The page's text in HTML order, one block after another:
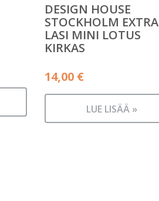
DESIGN HOUSE
STOCKHOLM EXTRA
LASI MINI LOTUS
KIRKAS
14,00 €
LUE LISÄÄ »